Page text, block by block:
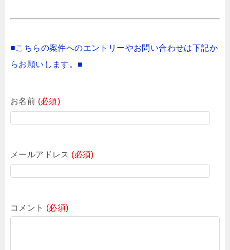
■こちらの案件へのエントリーやお問い合わせは下記か
らお願いします。■
お名前 (必須)
メールアドレス (必須)
コメント (必須)